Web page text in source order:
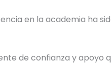
en la academia ha
de confianza y apoyo